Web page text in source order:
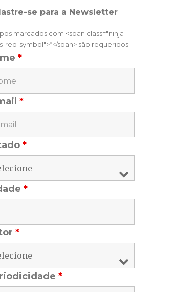
se para a Newsletter
marcados com <span class="ninja-
req-symbol">*</span> são requeridos
*
*
*
*
*
*